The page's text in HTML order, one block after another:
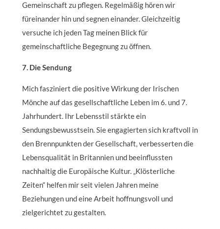
Gemeinschaft zu pflegen. Regelmäßig hören wir
füreinander hin und segnen einander. Gleichzeitig
versuche ich jeden Tag meinen Blick für
gemeinschaftliche Begegnung zu öffnen.
7. Die Sendung
Mich fasziniert die positive Wirkung der Irischen
Mönche auf das gesellschaftliche Leben im 6. und 7.
Jahrhundert. Ihr Lebensstil stärkte ein
Sendungsbewusstsein. Sie engagierten sich kraftvoll in
den Brennpunkten der Gesellschaft, verbesserten die
Lebensqualität in Britannien und beeinflussten
nachhaltig die Europäische Kultur. „Klösterliche
Zeiten“ helfen mir seit vielen Jahren meine
Beziehungen und eine Arbeit hoffnungsvoll und
zielgerichtet zu gestalten.